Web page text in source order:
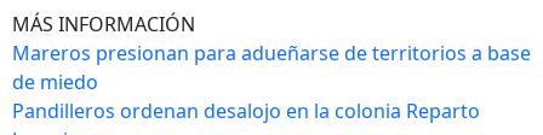
MÁS INFORMACIÓN
Mareros presionan para adueñarse de territorios a base
de miedo
Pandilleros ordenan desalojo en la colonia Reparto